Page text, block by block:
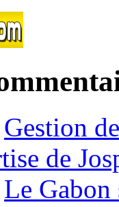
Gestion
de
Le Gabon